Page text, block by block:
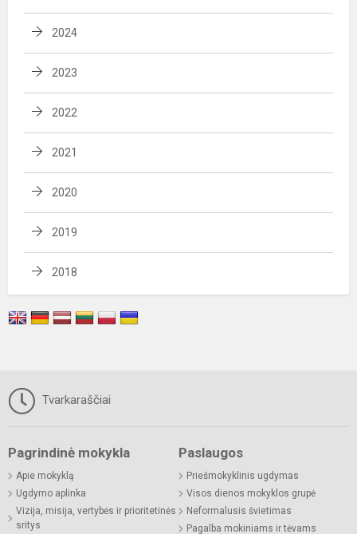
2024
2023
2022
2021
2020
2019
2018
Tvarkaraščiai
Pagrindinė mokykla
Apie mokyklą
Ugdymo aplinka
Vizija, misija, vertybės ir prioritetinės
sritys
Paslaugos
Priešmokyklinis ugdymas
Visos dienos mokyklos grupė
Neformalusis švietimas
Pagalba mokiniams ir tėvams